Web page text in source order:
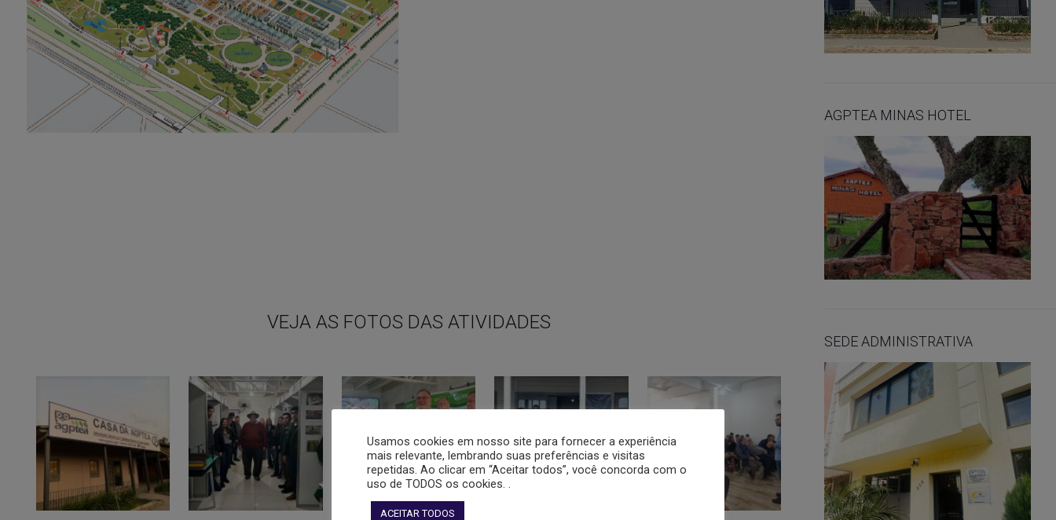
VEJA AS FOTOS DAS ATIVIDADES
AGPTEA MINAS HOTEL
SEDE ADMINISTRATIVA
Usamos cookies em nosso site para fornecer a experiência
mais relevante, lembrando suas preferências e visitas
repetidas. Ao clicar em “Aceitar todos”, você concorda com o
uso de TODOS os cookies. .
ACEITAR TODOS